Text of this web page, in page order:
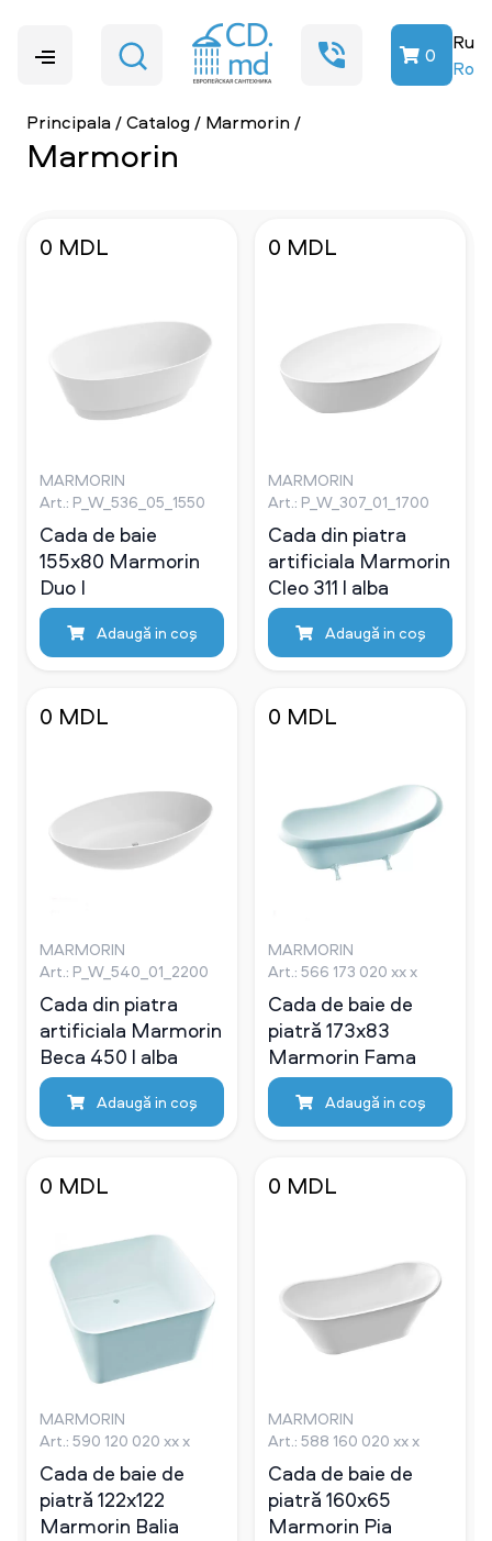
0
Ru
Ro
Principala/Catalog/ Marmorin/
Marmorin
0 MDL
MARMORIN
Art.: P_W_536_05_1550
Cada de baie
155х80 Marmorin
Duo I
Adaugă in coş
0 MDL
MARMORIN
Art.: P_W_307_01_1700
Cada din piatra
artificiala Marmorin
Cleo 311 l alba
Adaugă in coş
0 MDL
MARMORIN
Art.: P_W_540_01_2200
Cada din piatra
artificiala Marmorin
Beca 450 l alba
Adaugă in coş
0 MDL
MARMORIN
Art.: 566 173 020 xx x
Cada de baie de
piatră 173х83
Marmorin Fama
Adaugă in coş
0 MDL
MARMORIN
Art.: 590 120 020 xx x
Cada de baie de
piatră 122х122
Marmorin Balia
0 MDL
MARMORIN
Art.: 588 160 020 xx x
Cada de baie de
piatră 160х65
Marmorin Pia